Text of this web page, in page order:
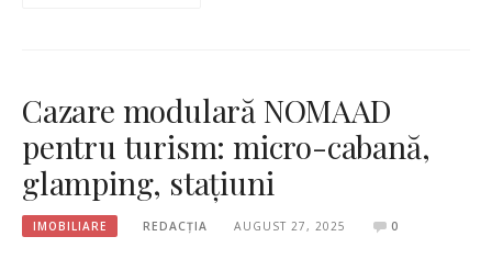
Cazare modulară NOMAAD
pentru turism: micro-cabană,
glamping, stațiuni
IMOBILIARE REDACȚIA AUGUST 27, 2025 0